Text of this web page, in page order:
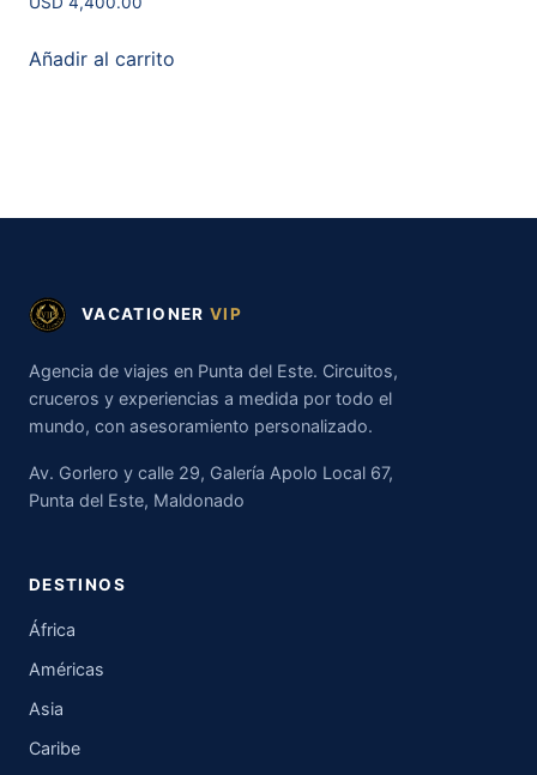
Añadir al carrito
VACATIONER VIP
Agencia de viajes en Punta del Este. Circuitos,
cruceros y experiencias a medida por todo el
mundo, con asesoramiento personalizado.
Av. Gorlero y calle 29, Galería Apolo Local 67,
Punta del Este, Maldonado
DESTINOS
África
Américas
Asia
Caribe